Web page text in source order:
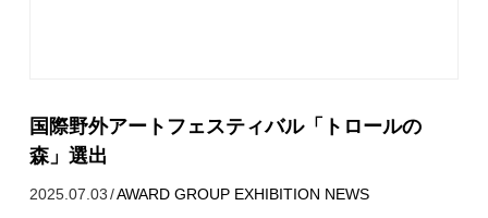
国際野外アートフェスティバル「トロールの
森」選出
2025.07.03 /AWARD GROUP EXHIBITION NEWS